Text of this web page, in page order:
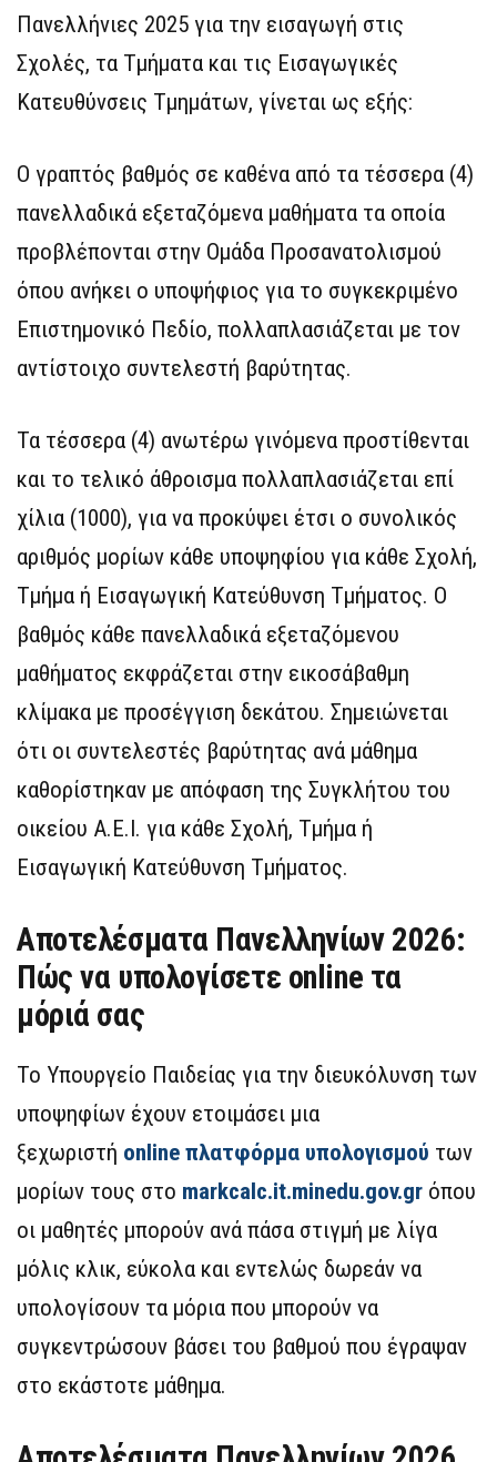
Πανελλήνιες 2025 για την εισαγωγή στις
Σχολές, τα Τμήματα και τις Εισαγωγικές
Κατευθύνσεις Τμημάτων, γίνεται ως εξής:
Ο γραπτός βαθμός σε καθένα από τα τέσσερα (4)
πανελλαδικά εξεταζόμενα μαθήματα τα οποία
προβλέπονται στην Ομάδα Προσανατολισμού
όπου ανήκει ο υποψήφιος για το συγκεκριμένο
Επιστημονικό Πεδίο, πολλαπλασιάζεται με τον
αντίστοιχο συντελεστή βαρύτητας.
Τα τέσσερα (4) ανωτέρω γινόμενα προστίθενται
και το τελικό άθροισμα πολλαπλασιάζεται επί
χίλια (1000), για να προκύψει έτσι ο συνολικός
αριθμός μορίων κάθε υποψηφίου για κάθε Σχολή,
Τμήμα ή Εισαγωγική Κατεύθυνση Τμήματος. Ο
βαθμός κάθε πανελλαδικά εξεταζόμενου
μαθήματος εκφράζεται στην εικοσάβαθμη
κλίμακα με προσέγγιση δεκάτου. Σημειώνεται
ότι οι συντελεστές βαρύτητας ανά μάθημα
καθορίστηκαν με απόφαση της Συγκλήτου του
οικείου Α.Ε.Ι. για κάθε Σχολή, Τμήμα ή
Εισαγωγική Κατεύθυνση Τμήματος.
Αποτελέσματα Πανελληνίων 2026:
Πώς να υπολογίσετε online τα
μόριά σας
Το Υπουργείο Παιδείας για την διευκόλυνση των
υποψηφίων έχουν ετοιμάσει μια
ξεχωριστή online πλατφόρμα υπολογισμού των
μορίων τους στο markcalc.it.minedu.gov.gr όπου
οι μαθητές μπορούν ανά πάσα στιγμή με λίγα
μόλις κλικ, εύκολα και εντελώς δωρεάν να
υπολογίσουν τα μόρια που μπορούν να
συγκεντρώσουν βάσει του βαθμού που έγραψαν
στο εκάστοτε μάθημα.